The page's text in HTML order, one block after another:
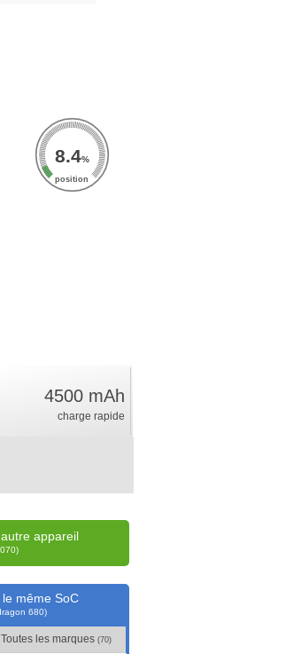
8.4%
position
4500 mAh
charge rapide
appareil
même SoC
680)
Toutes les marques (70)